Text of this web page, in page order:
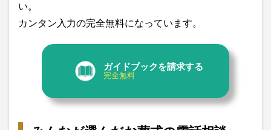
い。
カンタン入力の完全無料になっています。
ガイドブックを請求する
完全無料